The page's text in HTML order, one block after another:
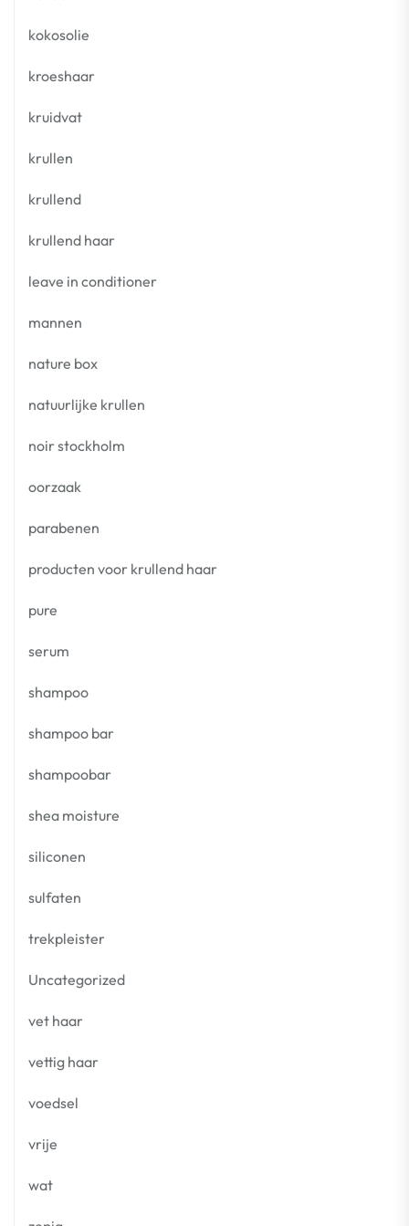
kokosolie
kroeshaar
kruidvat
krullen
krullend
krullend haar
leave in conditioner
mannen
nature box
natuurlijke krullen
noir stockholm
oorzaak
parabenen
producten voor krullend haar
pure
serum
shampoo
shampoo bar
shampoobar
shea moisture
siliconen
sulfaten
trekpleister
Uncategorized
vet haar
vettig haar
voedsel
vrije
wat